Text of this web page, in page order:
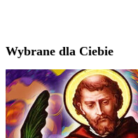
Wybrane dla Ciebie